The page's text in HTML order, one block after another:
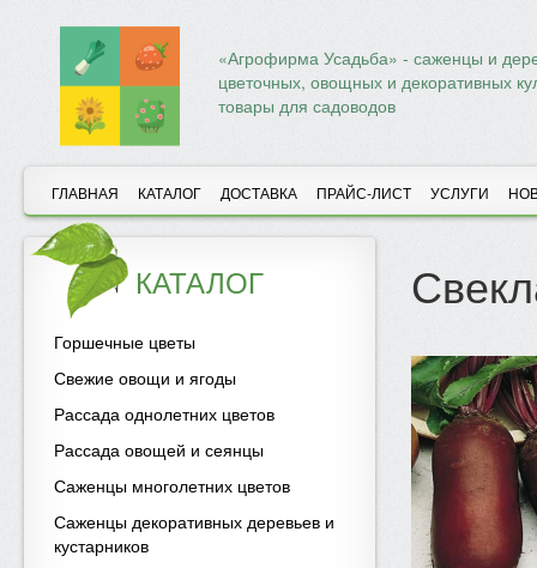
«Агрофирма Усадьба» - саженцы и
цветочных, овощных и декоративных
товары для садоводов
ГЛАВНАЯ КАТАЛОГ ДОСТАВКА ПРАЙС-ЛИСТ УСЛУГИ
КАТАЛОГ
Горшечные цветы
Свежие овощи и ягоды
Рассада однолетних цветов
Рассада овощей и сеянцы
Саженцы многолетних цветов
Саженцы декоративных деревьев и
кустарников